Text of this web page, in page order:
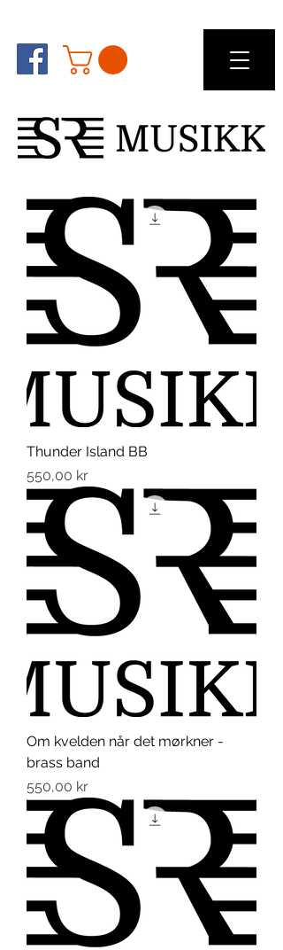
Thunder Island BB
Pris
550,00 kr
Om kvelden når det mørkner -
brass band
Pris
550,00 kr